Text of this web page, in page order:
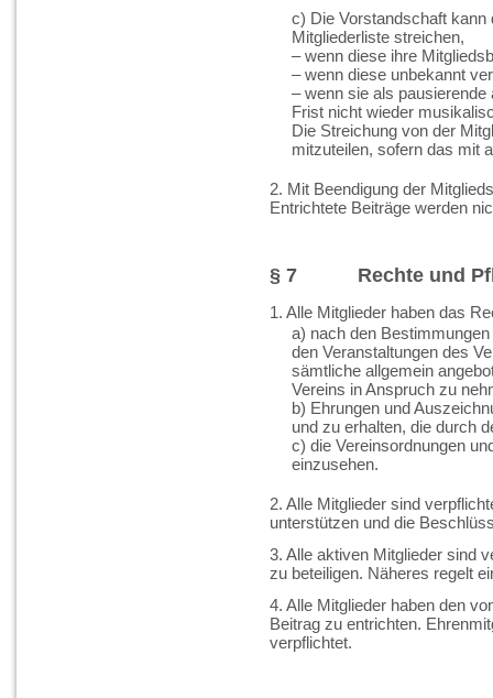
c) Die Vorstandschaft
Mitgliederliste streichen,
– wenn diese ihre
– wenn diese unbekannt
– wenn sie als
Frist nicht wieder
Die Streichung von der
mitzuteilen, sofern das mit
2. Mit Beendigung der
Entrichtete Beiträge werden
§ 7 Rechte und
1. Alle Mitglieder haben das
a) nach den
den Veranstaltungen des
sämtliche allgemein
Vereins in Anspruch zu
b) Ehrungen und
und zu erhalten, die durch
c) die Vereinsordnungen
einzusehen.
2. Alle Mitglieder sind
unterstützen und die
3. Alle aktiven Mitglieder sind
zu beteiligen. Näheres regelt
4. Alle Mitglieder haben den
Beitrag zu entrichten.
verpflichtet.